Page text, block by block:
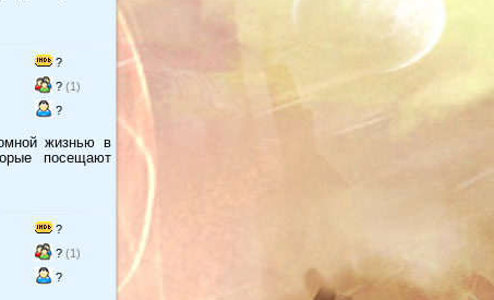
?
? (1)
?
жизнью в
посещают
?
? (1)
?